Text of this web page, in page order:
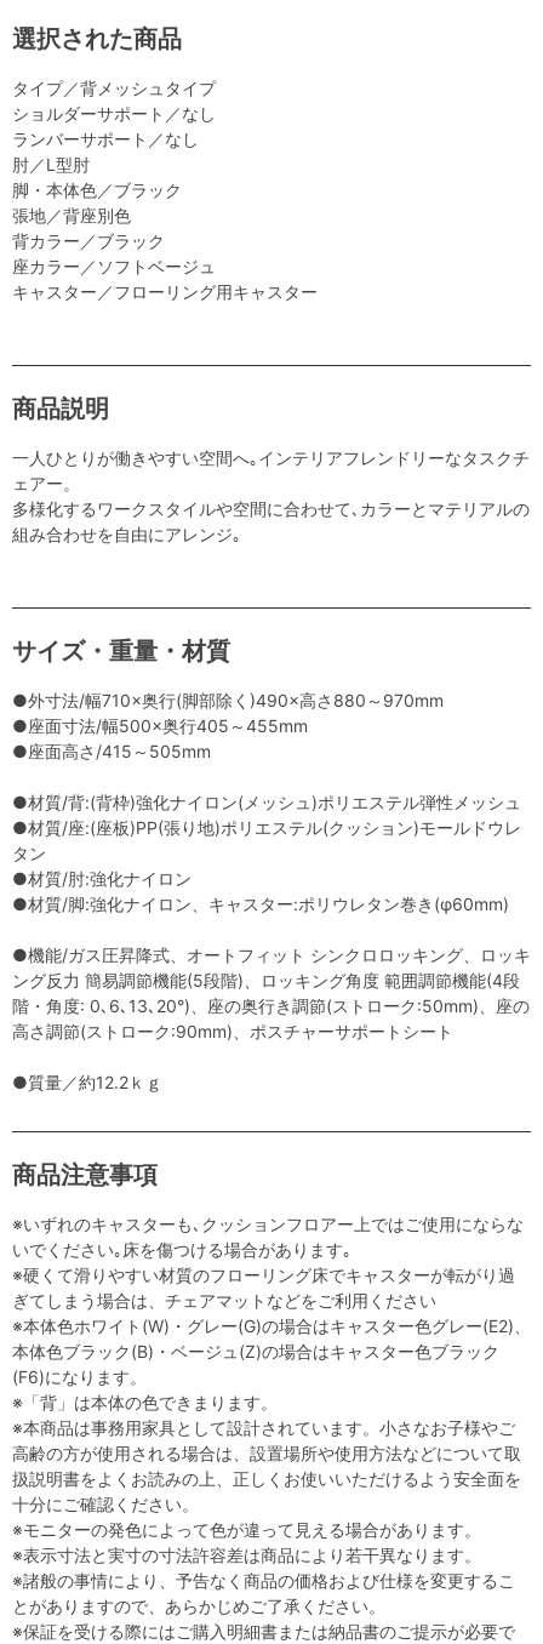
選択された商品
タイプ／背メッシュタイプ
ショルダーサポート／なし
ランバーサポート／なし
肘／L型肘
脚・本体色／ブラック
張地／背座別色
背カラー／ブラック
座カラー／ソフトベージュ
キャスター／フローリング用キャスター
商品説明
一人ひとりが働きやすい空間へ｡インテリアフレンドリーなタスクチ
ェアー。
多様化するワークスタイルや空間に合わせて､カラーとマテリアルの
組み合わせを自由にアレンジ｡
サイズ・重量・材質
●外寸法/幅710×奥行(脚部除く)490×高さ880～970mm
●座面寸法/幅500×奥行405～455mm
●座面高さ/415～505mm
●材質/背:(背枠)強化ナイロン(メッシュ)ポリエステル弾性メッシュ
●材質/座:(座板)PP(張り地)ポリエステル(クッション)モールドウレ
タン
●材質/肘:強化ナイロン
●材質/脚:強化ナイロン、キャスター:ポリウレタン巻き(φ60mm)
●機能/ガス圧昇降式、オートフィット シンクロロッキング、ロッキ
ング反力 簡易調節機能(5段階)、ロッキング角度 範囲調節機能(4段
階・角度: 0､6､13､20°)、座の奥行き調節(ストローク:50mm)、座の
高さ調節(ストローク:90mm)、ポスチャーサポートシート
●質量／約12.2ｋｇ
商品注意事項
※いずれのキャスターも､クッションフロアー上ではご使用にならな
いでください｡床を傷つける場合があります｡
※硬くて滑りやすい材質のフローリング床でキャスターが転がり過
ぎてしまう場合は、チェアマットなどをご利用ください
※本体色ホワイト(W)・グレー(G)の場合はキャスター色グレー(E2)、
本体色ブラック(B)・ベージュ(Z)の場合はキャスター色ブラック
(F6)になります。
※「背」は本体の色できまります。
※本商品は事務用家具として設計されています。小さなお子様やご
高齢の方が使用される場合は、設置場所や使用方法などについて取
扱説明書をよくお読みの上、正しくお使いいただけるよう安全面を
十分にご確認ください。
※モニターの発色によって色が違って見える場合があります。
※表示寸法と実寸の寸法許容差は商品により若干異なります。
※諸般の事情により、予告なく商品の価格および仕様を変更するこ
とがありますので、あらかじめご了承ください。
※保証を受ける際にはご購入明細書または納品書のご提示が必要で